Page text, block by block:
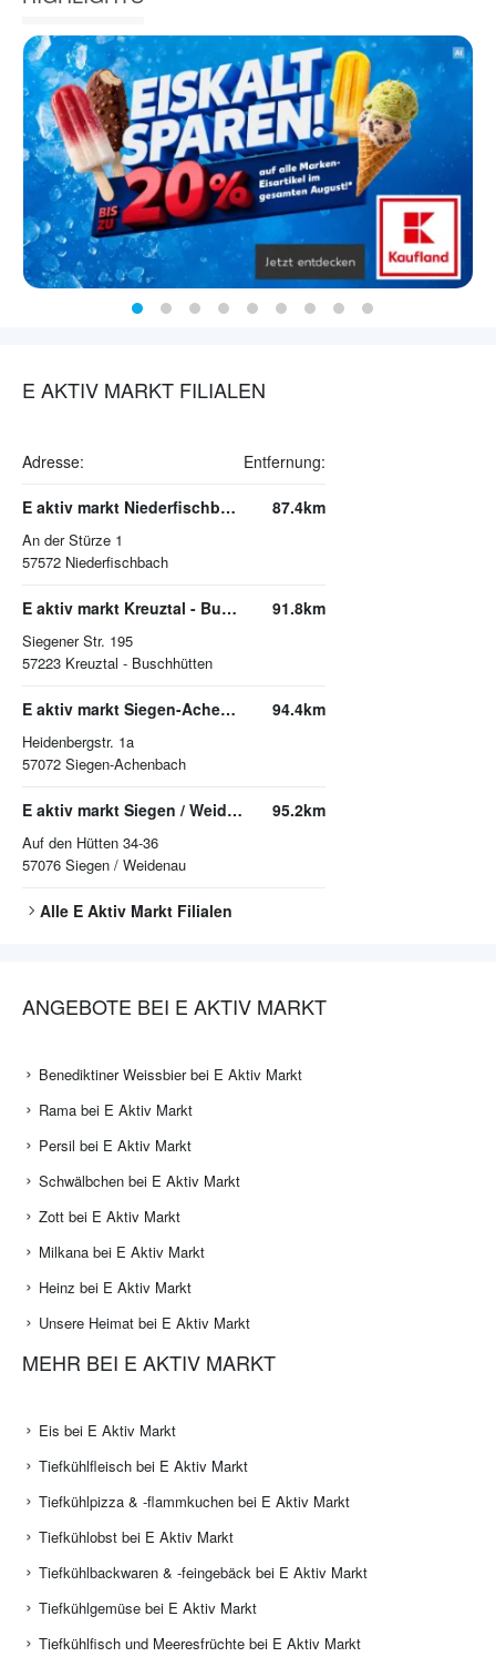
E AKTIV MARKT FILIALEN
Adresse: Entfernung:
E aktiv markt Niederfischbach
An der Stürze 1
57572 Niederfischbach
87.4km
E aktiv markt Kreuztal - Buschhütten
Siegener Str. 195
57223 Kreuztal - Buschhütten
91.8km
E aktiv markt Siegen-Achenbach
Heidenbergstr. 1a
57072 Siegen-Achenbach
94.4km
E aktiv markt Siegen / Weidenau
Auf den Hütten 34-36
57076 Siegen / Weidenau
95.2km
Alle E Aktiv Markt Filialen
ANGEBOTE BEI E AKTIV MARKT
Benediktiner Weissbier bei E Aktiv Markt
Rama bei E Aktiv Markt
Persil bei E Aktiv Markt
Schwälbchen bei E Aktiv Markt
Zott bei E Aktiv Markt
Milkana bei E Aktiv Markt
Heinz bei E Aktiv Markt
Unsere Heimat bei E Aktiv Markt
MEHR BEI E AKTIV MARKT
Eis bei E Aktiv Markt
Tiefkühlfleisch bei E Aktiv Markt
Tiefkühlpizza & -flammkuchen bei E Aktiv Markt
Tiefkühlobst bei E Aktiv Markt
Tiefkühlbackwaren & -feingebäck bei E Aktiv Markt
Tiefkühlgemüse bei E Aktiv Markt
Tiefkühlfisch und Meeresfrüchte bei E Aktiv Markt